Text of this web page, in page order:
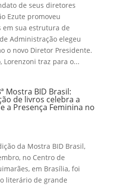
de seus diretores
Ezute promoveu
em sua estrutura de
Administração elegeu
o novo Diretor Presidente.
Lorenzoni traz para o...
Mostra BID Brasil:
de livros celebra a
a Presença Feminina no
da Mostra BID Brasil,
no Centro de
em Brasília, foi
literário de grande